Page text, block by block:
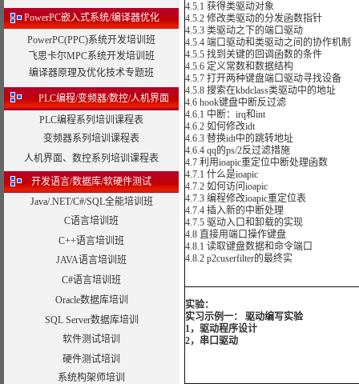
PowerPC嵌入式系统/编译器优化
PowerPC(PPC)系统开发培训班
飞思卡尔MPC系统开发培训班
编译器原理及优化技术专题班
PLC编程/变频器/数控/人机界面
PLC编程系列培训课程表
变频器系列培训课程表
人机界面、数控系列培训课程表
开发语言/数据库/软硬件测试
Java/.NET/C#/SQL全能培训班
C语言培训班
C++语言培训班
JAVA语言培训班
C#语言培训班
Oracle数据库培训
SQL Server数据库培训
软件测试培训
硬件测试培训
系统构架师培训
4.5.1 获得类驱动对象
4.5.2 修改类驱动的分发函数指针
4.5.3 类驱动之下的端口驱动
4.5.4 端口驱动和类驱动之间的协作机制
4.5.5 找到关键的回调函数的条件
4.5.6 定义常数和数据结构
4.5.7 打开两种键盘端口驱动寻找设备
4.5.8 搜索在kbdclass类驱动中的地址
4.6 hook键盘中断反过滤
4.6.1 中断：irq和int
4.6.2 如何修改idt
4.6.3 替换idt中的跳转地址
4.6.4 qq的ps/2反过滤措施
4.7 利用ioapic重定位中断处理函数
4.7.1 什么是ioapic
4.7.2 如何访问ioapic
4.7.3 编程修改ioapic重定位表
4.7.4 插入新的中断处理
4.7.5 驱动入口和卸载的实现
4.8 直接用端口操作键盘
4.8.1 读取键盘数据和命令端口
4.8.2 p2cuserfilter的最终实
实验：
实习示例一： 驱动编写实验
1，驱动程序设计
2，串口驱动